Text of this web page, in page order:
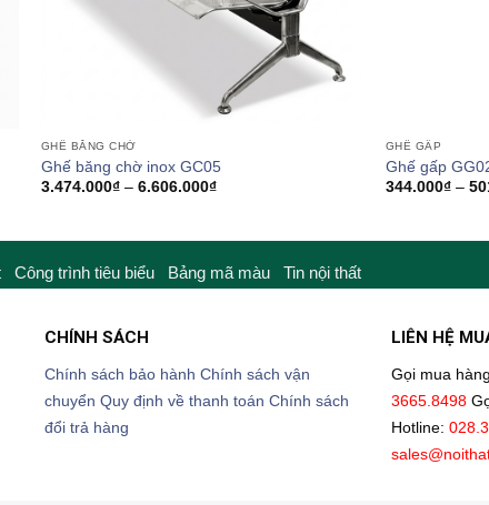
GHẾ BĂNG CHỜ
Ghế băng chờ inox GC05
3.474.000₫ – 6.606.000₫Khoảng
đến
GHẾ GẤP
Ghế gấp
344.000₫ –
Công trình tiêu biểu Bảng mã màu Tin nội thất
CHÍNH SÁCH
Chính sách bảo hành Chính sách vận
chuyển Quy định về thanh toán Chính sách
đổi trả hàng
LIÊN HỆ
Gọi mua
3665.8498
Hotline: